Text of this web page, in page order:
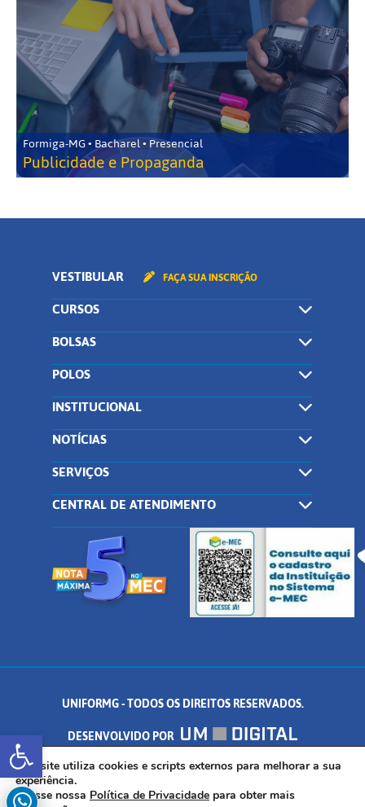
Abrir a barra de ferramentas
Formiga-MG • Bacharel • Presencial
Publicidade e Propaganda
VESTIBULAR FAÇA SUA INSCRIÇÃO
CURSOS
BOLSAS
POLOS
INSTITUCIONAL
NOTÍCIAS
SERVIÇOS
CENTRAL DE ATENDIMENTO
UNIFORMG - TODOS OS DIREITOS RESERVADOS.
DESENVOLVIDO POR
AV. DR. ARNALDO DE SENNA, 328 - PALMEIRAS, FORMIGA/MG - CEP:
35.574.530
Este site utiliza cookies e scripts externos para melhorar a sua
experiência.
Acesse nossa Política de Privacidade para obter mais